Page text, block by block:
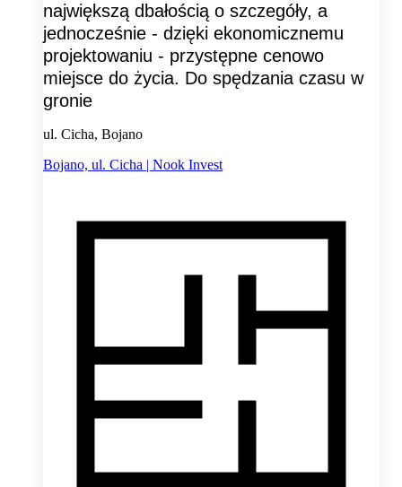
największą dbałością o szczegóły, a
jednocześnie - dzięki ekonomicznemu
projektowaniu - przystępne cenowo
miejsce do życia. Do spędzania czasu w
gronie
ul. Cicha, Bojano
Bojano, ul. Cicha | Nook Invest